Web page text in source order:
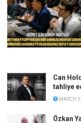
Can
tahliye
MARCH
Özkan